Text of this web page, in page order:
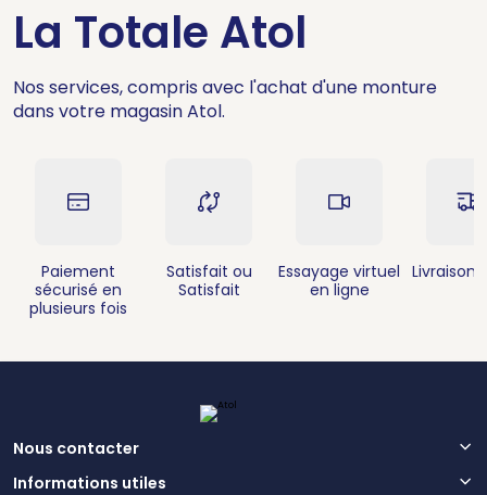
La Totale Atol
Nos services, compris avec l'achat d'une monture
dans votre magasin Atol.
Paiement
sécurisé en
plusieurs fois
Satisfait ou
Satisfait
Essayage virtuel
en ligne
Livraison
Nous contacter
Informations utiles